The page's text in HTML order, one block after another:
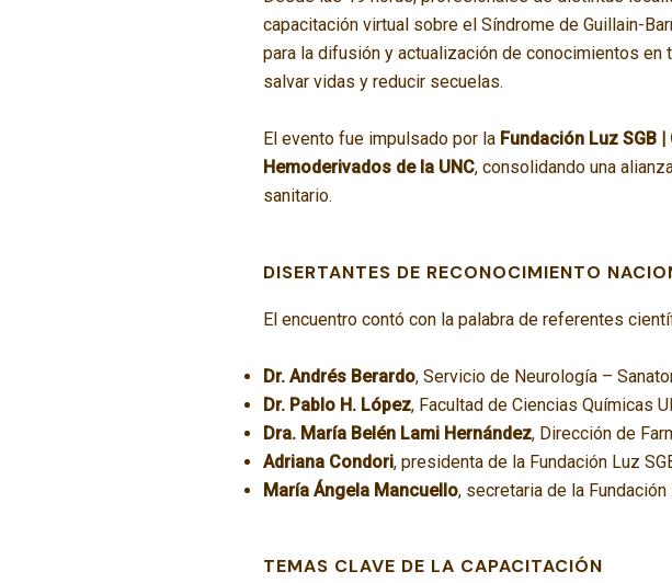
capacitación virtual sobre el Síndrome de Guillain-
para la difusión y actualización de conocimientos
salvar vidas y reducir secuelas.
El evento fue impulsado por la Fundación Luz SGB
Hemoderivados de la UNC, consolidando una
sanitario.
DISERTANTES DE RECONOCIMIENTO
El encuentro contó con la palabra de referentes
Dr. Andrés Berardo, Servicio de Neurología –
Dr. Pablo H. López, Facultad de Ciencias Químicas
Dra. María Belén Lami Hernández, Dirección de
Adriana Condori, presidenta de la Fundación Luz
María Ángela Mancuello, secretaria de la
TEMAS CLAVE DE LA CAPACITACIÓN